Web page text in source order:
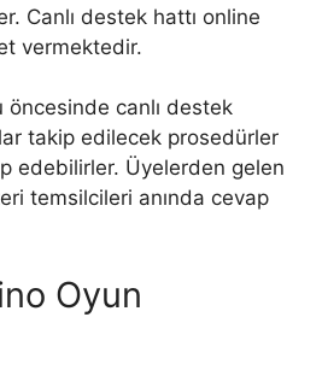
Canlı destek hattı online
vermektedir.
öncesinde canlı destek
takip edilecek prosedürler
edebilirler. Üyelerden gelen
temsilcileri anında cevap
Oyun